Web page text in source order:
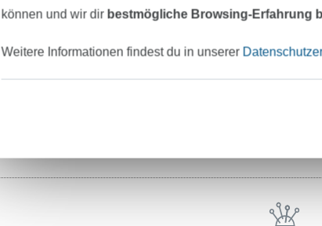
können und wir dir bestmögliche Browsing-Erfahrung
Weitere Informationen findest du in unserer